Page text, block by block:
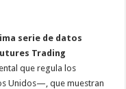
serie de datos
Trading
que regula los
Unidos—, que muestran